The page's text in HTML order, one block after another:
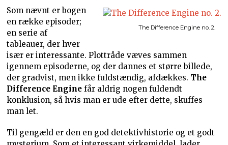
The Difference Engine no. 2.
Som nævnt er bogen
en række episoder;
en serie af
tableauer, der hver
især er interessante. Plottråde væves sammen
igennem episoderne, og der dannes et større billede,
der gradvist, men ikke fuldstændig, afdækkes. The
Difference Engine får aldrig nogen fuldendt
konklusion, så hvis man er ude efter dette, skuffes
man let.
Til gengæld er den en god detektivhistorie og et godt